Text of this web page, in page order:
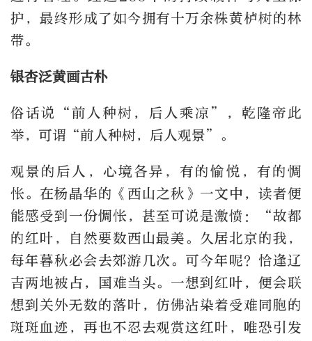
护，最终形成了如今拥有十万余株黄栌树的林
带。
银杏泛黄画古朴
俗话说“前人种树，后人乘凉”，乾隆帝此
举，可谓“前人种树，后人观景”。
观景的后人，心境各异，有的愉悦，有的惆
怅。在杨晶华的《西山之秋》一文中，读者便
能感受到一份惆怅，甚至可说是激愤：“故都
的红叶，自然要数西山最美。久居北京的我，
每年暮秋必会去郊游几次。可今年呢？恰逢辽
吉两地被占，国难当头。一想到红叶，便会联
想到关外无数的落叶，仿佛沾染着受难同胞的
斑斑血迹，再也不忍去观赏这红叶，唯恐引发